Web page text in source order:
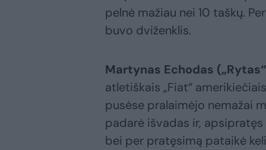
pelnė mažiau nei 10 taškų.
buvo dviženklis.
Martynas Echodas
atletiškais „Fiat“
pusėse pralaimėjo nemažai
padarė išvadas ir,
bei per pratęsimą pataikė